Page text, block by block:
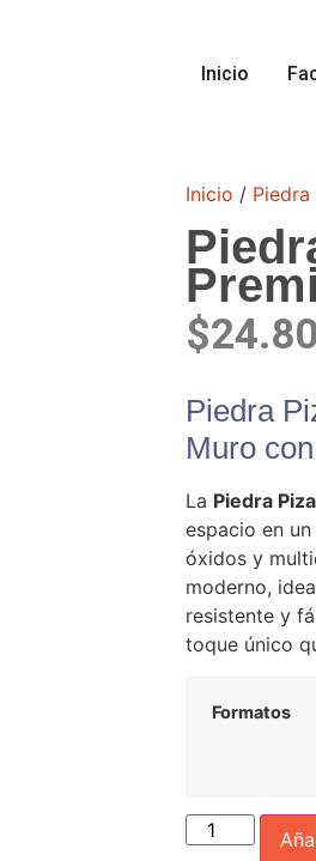
Inicio
Inicio / Piedra
$
Piedra
Muro
La Piedra
espacio en
óxidos y
moderno,
resistente y
toque único
Formatos